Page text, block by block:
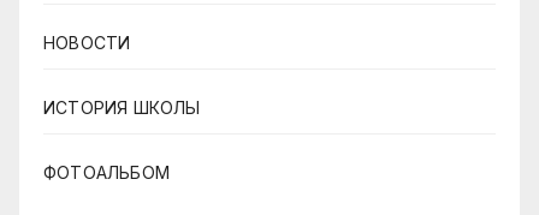
НОВОСТИ
ИСТОРИЯ ШКОЛЫ
ФОТОАЛЬБОМ